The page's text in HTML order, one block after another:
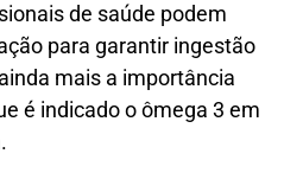
de saúde podem
para garantir ingestão
mais a importância
é indicado o ômega 3 em